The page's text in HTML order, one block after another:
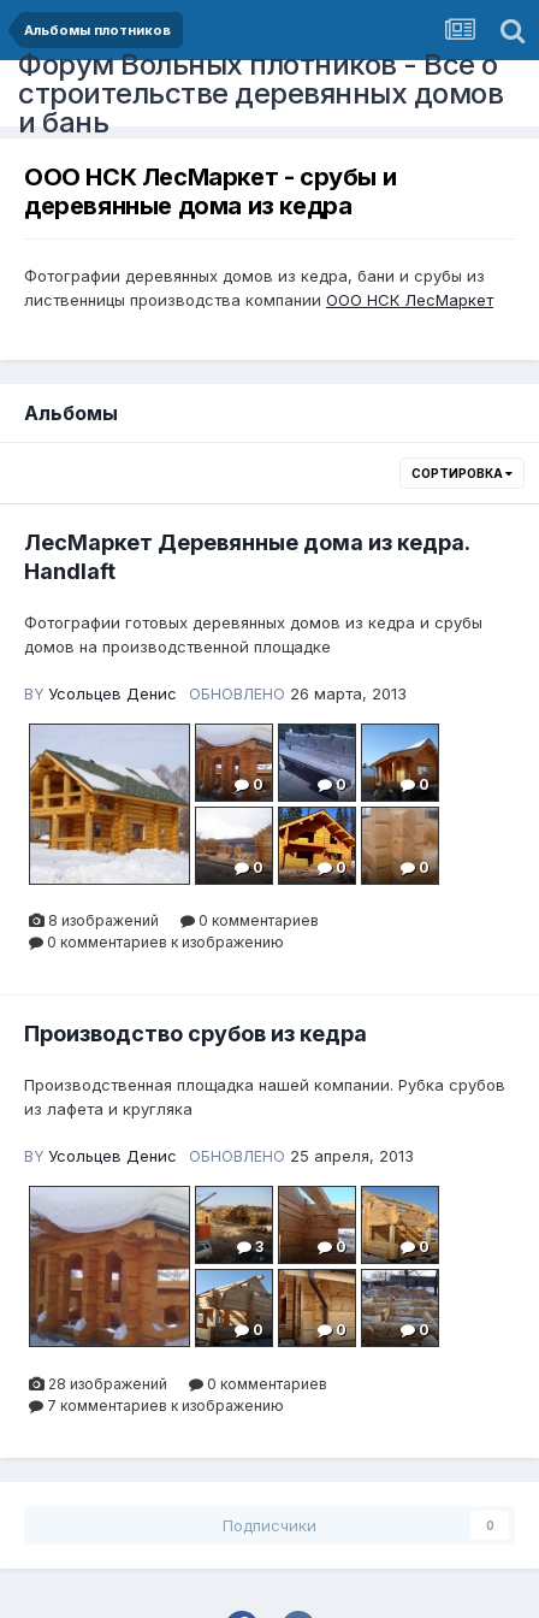
Альбомы плотников
Форум Вольных плотников - Все о
строительстве деревянных домов
и бань
ООО НСК ЛесМаркет - срубы и
деревянные дома из кедра
Фотографии деревянных домов из кедра, бани и срубы из
лиственницы производства компании ООО НСК ЛесМаркет
Альбомы
СОРТИРОВКА
ЛесМаркет Деревянные дома из кедра.
Handlaft
Фотографии готовых деревянных домов из кедра и срубы
домов на производственной площадке
BY Усольцев Денис ОБНОВЛЕНО 26 марта, 2013
0 0 0
0 0 0
0
8 изображений
0 комментариев
0 комментариев к изображению
Производство срубов из кедра
Производственная площадка нашей компании. Рубка срубов
из лафета и кругляка
BY Усольцев Денис ОБНОВЛЕНО 25 апреля, 2013
3 0 0
0 0 0
0
28 изображений
0 комментариев
7 комментариев к изображению
Подписчики 0